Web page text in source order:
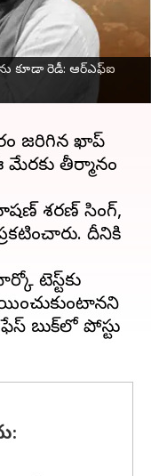
కూడా రెడీ: ఆర్ఎఫ్ఐ
ఎంపీ బ్రిజ్
చేయించకోవాలని
జరిగిన ఖాప్
తీర్మానం
శరణ్ సింగ్,
దీనికి
టెస్ట్‌కు
బుక్‌లో పోస్టు